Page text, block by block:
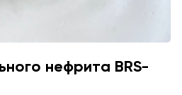
нефрита BRS-